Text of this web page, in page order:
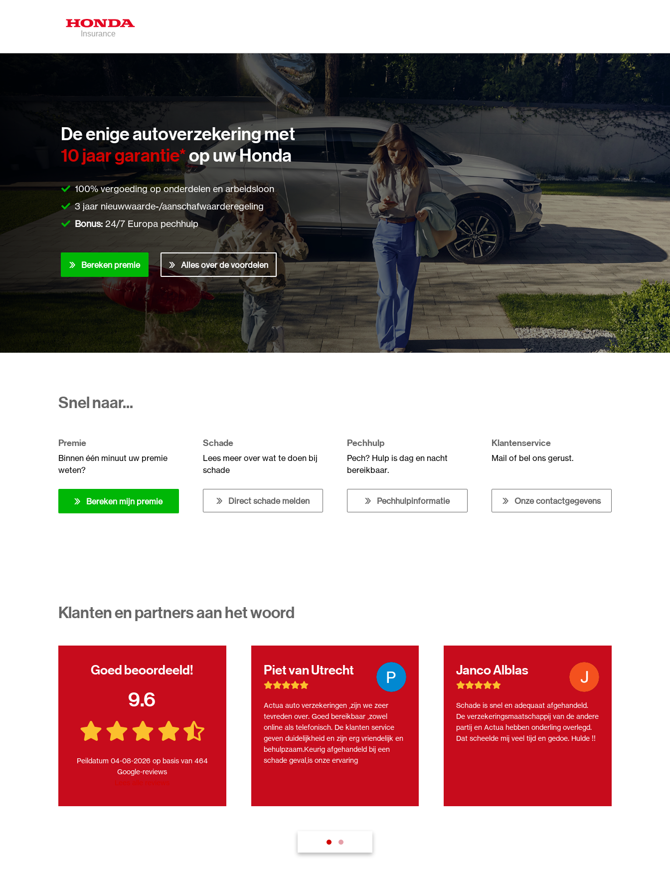
De enige autoverzekering met
10 jaar garantie*op uw Honda
100% vergoeding op onderdelen en arbeidsloon
3 jaar nieuwwaarde-/aanschafwaarderegeling
Bonus: 24/7 Europa pechhulp
Bereken premie Alles over de voordelen
Snel naar...
Premie
Binnen één minuut uw premie
weten?
Bereken mijn premie
Schade
Lees meer over wat te doen bij
schade
Direct schade melden
Pechhulp
Pech? Hulp is dag en nacht
bereikbaar.
Pechhulpinformatie
Klantenservice
Mail of bel ons gerust.
Onze contactgegevens
Klanten en partners aan het woord
Goed beoordeeld!
9.6
Peildatum 04-08-2026 op basis van 464
Google-reviews
Lees alle reviews
Piet van Utrecht
Actua auto verzekeringen ,zijn we zeer
tevreden over. Goed bereikbaar ,zowel
online als telefonisch. De klanten service
geven duidelijkheid en zijn erg vriendelijk en
behulpzaam.Keurig afgehandeld bij een
schade geval,is onze ervaring
Janco Alblas
Schade is snel en adequaat afgehandeld.
De verzekeringsmaatschappij van de andere
partij en Actua hebben onderling overlegd.
Dat scheelde mij veel tijd en gedoe. Hulde !!